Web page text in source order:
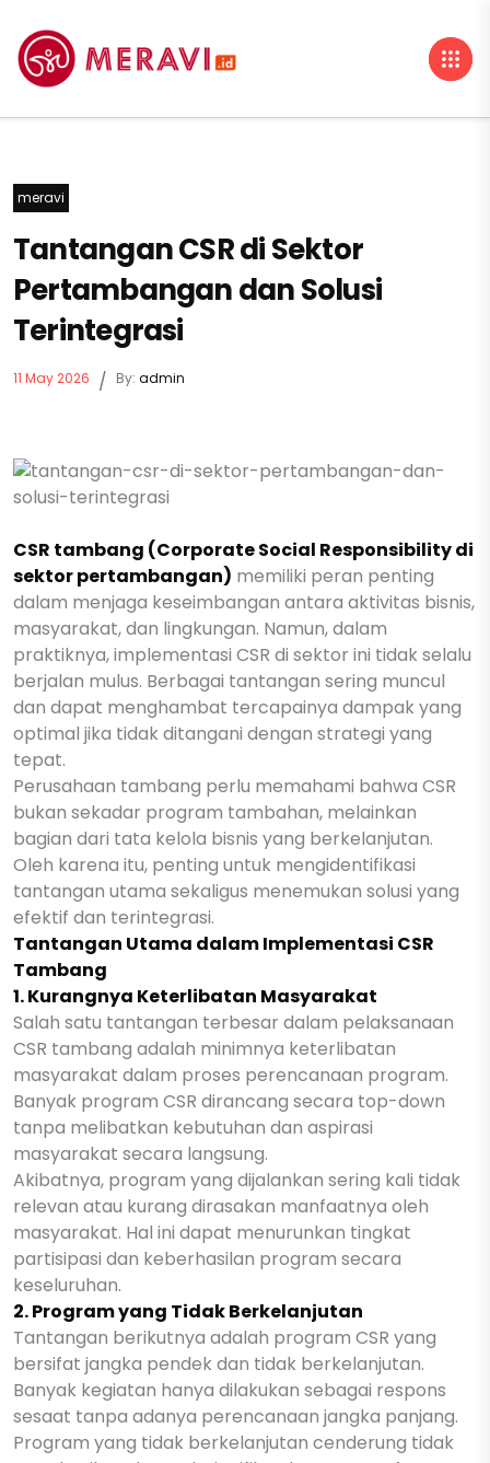
meravi
Tantangan CSR di Sektor
Pertambangan dan Solusi
Terintegrasi
11 May 2026 / By: admin
CSR tambang (Corporate Social Responsibility di
sektor pertambangan) memiliki peran penting
dalam menjaga keseimbangan antara aktivitas bisnis,
masyarakat, dan lingkungan. Namun, dalam
praktiknya, implementasi CSR di sektor ini tidak selalu
berjalan mulus. Berbagai tantangan sering muncul
dan dapat menghambat tercapainya dampak yang
optimal jika tidak ditangani dengan strategi yang
tepat.
Perusahaan tambang perlu memahami bahwa CSR
bukan sekadar program tambahan, melainkan
bagian dari tata kelola bisnis yang berkelanjutan.
Oleh karena itu, penting untuk mengidentifikasi
tantangan utama sekaligus menemukan solusi yang
efektif dan terintegrasi.
Tantangan Utama dalam Implementasi CSR
Tambang
1. Kurangnya Keterlibatan Masyarakat
Salah satu tantangan terbesar dalam pelaksanaan
CSR tambang adalah minimnya keterlibatan
masyarakat dalam proses perencanaan program.
Banyak program CSR dirancang secara top-down
tanpa melibatkan kebutuhan dan aspirasi
masyarakat secara langsung.
Akibatnya, program yang dijalankan sering kali tidak
relevan atau kurang dirasakan manfaatnya oleh
masyarakat. Hal ini dapat menurunkan tingkat
partisipasi dan keberhasilan program secara
keseluruhan.
2. Program yang Tidak Berkelanjutan
Tantangan berikutnya adalah program CSR yang
bersifat jangka pendek dan tidak berkelanjutan.
Banyak kegiatan hanya dilakukan sebagai respons
sesaat tanpa adanya perencanaan jangka panjang.
Program yang tidak berkelanjutan cenderung tidak